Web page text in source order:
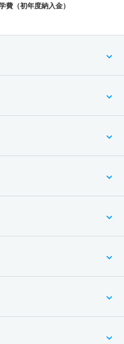
費（初年度納入金）